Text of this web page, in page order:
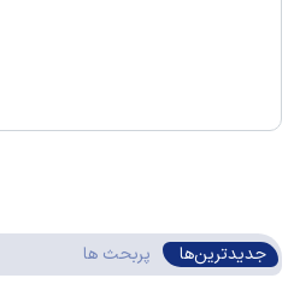
جدیدترین‌ها پربحث ها